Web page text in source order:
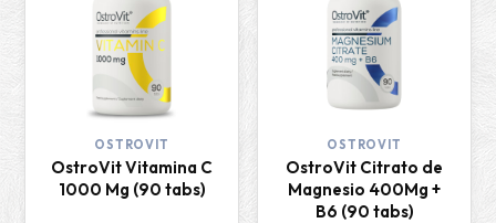
OSTROVIT
OstroVit Vitamina C
1000 Mg (90 tabs)
OSTROVIT
OstroVit Citrato de
Magnesio 400Mg +
B6 (90 tabs)